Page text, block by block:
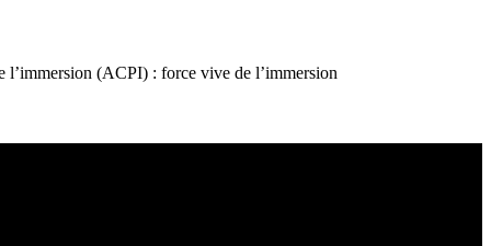
l’immersion (ACPI) : force vive de l’immersion